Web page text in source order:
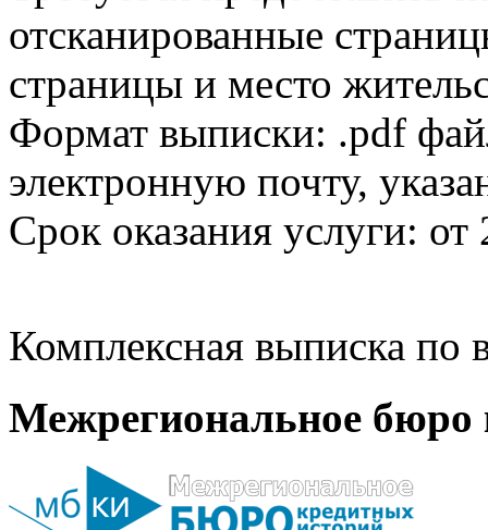
отсканированные
страницы и место
Формат выписки: .pdf
электронную почту,
Срок оказания услуги: от
Комплексная выписка
Межрегиональное бюро